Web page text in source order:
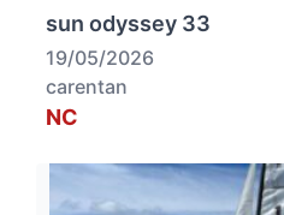
sun odyssey 33
19/05/2026
carentan
NC